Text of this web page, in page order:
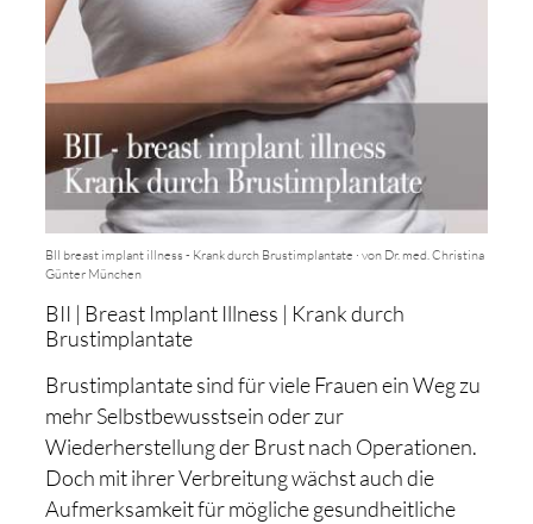
BII breast implant illness - Krank durch Brustimplantate · von Dr. med. Christina
Günter München
BII | Breast Implant Illness | Krank durch
Brustimplantate
Brustimplantate sind für viele Frauen ein Weg zu
mehr Selbstbewusstsein oder zur
Wiederherstellung der Brust nach Operationen.
Doch mit ihrer Verbreitung wächst auch die
Aufmerksamkeit für mögliche gesundheitliche